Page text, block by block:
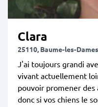
Clara
25110, Baume-les-Dames
J'ai toujours grandi
vivant actuellement
pouvoir promener des
donc si vos chiens le